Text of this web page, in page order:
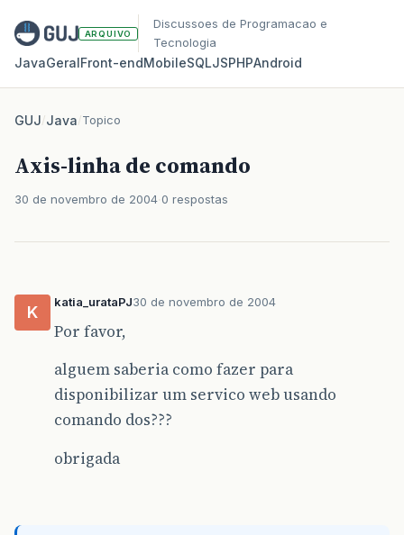
ARQUIVO
Discussoes de Programacao e
Tecnologia
JavaGeralFront‑endMobileSQLJSPHPAndroid
GUJ/Java/Topico
Axis-linha de comando
30 de novembro de 2004 0 respostas
K
katia_urataPJ30 de novembro de 2004
Por favor,
alguem saberia como fazer para
disponibilizar um servico web usando
comando dos???
obrigada